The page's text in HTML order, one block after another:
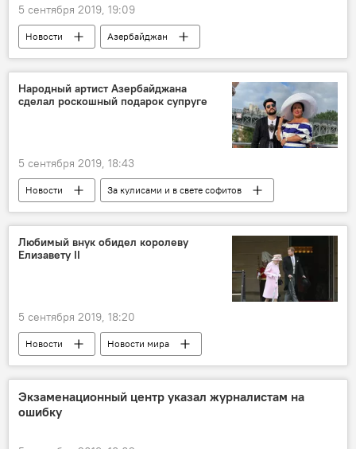
5 сентября 2019, 19:09
Новости
Азербайджан
Новости мира
Политика
ЖИЗНЬ
Министерство обороны АР
Турция
TurAz Qartalı-2019
Народный артист Азербайджана
сделал роскошный подарок супруге
5 сентября 2019, 18:43
Новости
За кулисами и в свете софитов
Культура
ЖИЗНЬ
Юсиф Эйвазов
Анна Нетребко
Любимый внук обидел королеву
Елизавету II
5 сентября 2019, 18:20
Новости Новости мира
Экзаменационный центр указал журналистам на
ошибку